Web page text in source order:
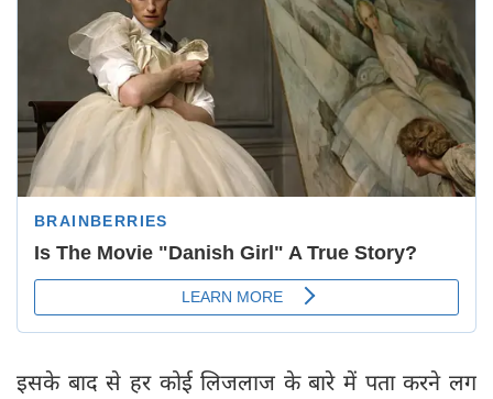
इसके बाद से हर कोई लिजलाज के बारे में पता करने लग